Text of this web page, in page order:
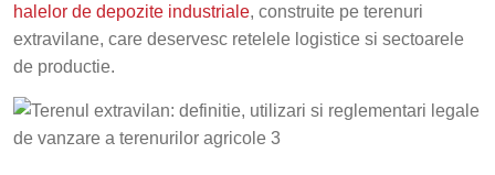
halelor de depozite industriale, construite pe terenuri
extravilane, care deservesc retelele logistice si sectoarele
de productie.